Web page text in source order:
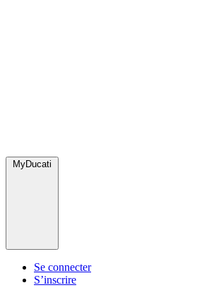
MyDucati
Se connecter
S’inscrire